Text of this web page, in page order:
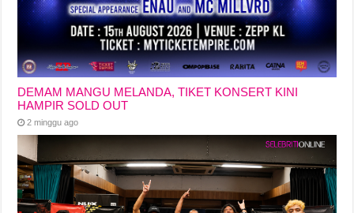
DEMAM MANGU MELANDA, TIKET KONSERT KINI
HAMPIR SOLD OUT
2 minggu ago